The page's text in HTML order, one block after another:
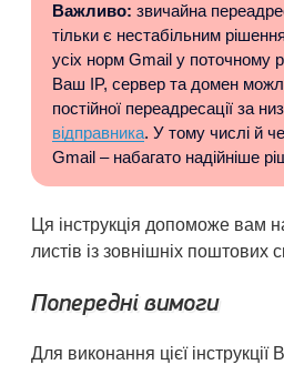
Важливо: звичайна
тільки є нестабільним
усіх норм Gmail у поточному
Ваш IP, сервер та домен
постійної переадресації за
відправника. У тому числі й
Gmail – набагато надійніше
Ця інструкція допоможе вам
листів із зовнішніх поштових
Попередні вимоги
Для виконання цієї інструкції